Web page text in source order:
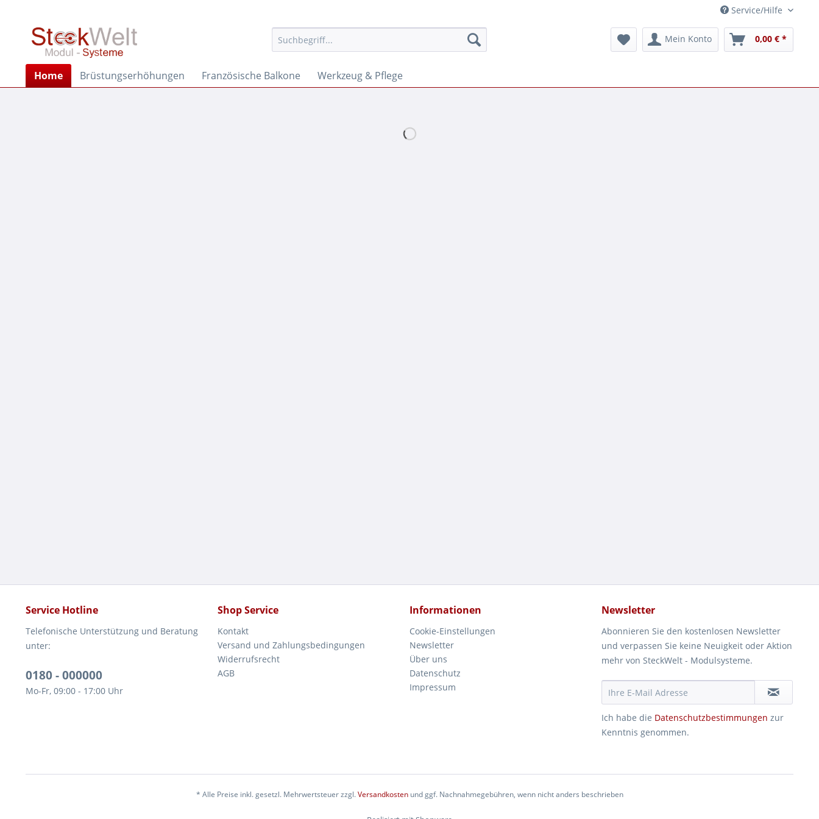
Service/Hilfe
Mein Konto 0,00 € *
Home Brüstungserhöhungen Französische Balkone Werkzeug & Pflege
Service Hotline
Telefonische Unterstützung und Beratung
unter:
0180 - 000000
Mo-Fr, 09:00 - 17:00 Uhr
Shop Service
Kontakt
Versand und Zahlungsbedingungen
Widerrufsrecht
AGB
Informationen
Cookie-Einstellungen
Newsletter
Über uns
Datenschutz
Impressum
Newsletter
Abonnieren Sie den kostenlosen Newsletter
und verpassen Sie keine Neuigkeit oder Aktion
mehr von SteckWelt - Modulsysteme.
Ich habe die Datenschutzbestimmungen zur
Kenntnis genommen.
* Alle Preise inkl. gesetzl. Mehrwertsteuer zzgl.Versandkostenund ggf. Nachnahmegebühren, wenn nicht anders beschrieben